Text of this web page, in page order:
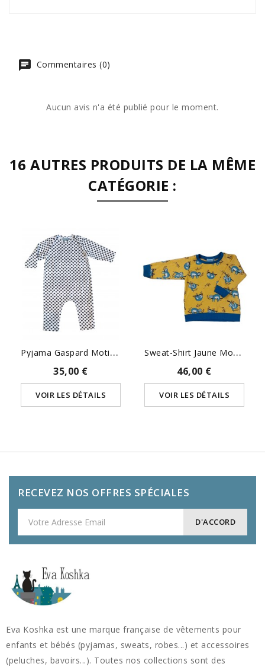
Commentaires (0)
Aucun avis n'a été publié pour le moment.
16 AUTRES PRODUITS DE LA MÊME
CATÉGORIE :
P
Yjama Gaspard Motif Poisson
35,00 €
VOIR LES DÉTAILS
S
Weat-Shirt Jaune Motif...
46,00 €
VOIR LES DÉTAILS
RECEVEZ NOS OFFRES SPÉCIALES
Eva Koshka est une marque française de vêtements pour
enfants et bébés (pyjamas, sweats, robes...) et accessoires
(peluches, bavoirs...). Toutes nos collections sont des